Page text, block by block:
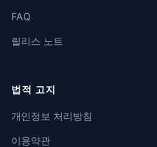
FAQ
릴리스 노트
법적 고지
개인정보 처리방침
이용약관